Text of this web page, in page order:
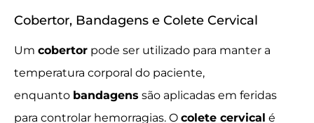
Cobertor, Bandagens e Colete Cervical
Um cobertor pode ser utilizado para manter a
temperatura corporal do paciente,
enquanto bandagens são aplicadas em feridas
para controlar hemorragias. O colete cervical é